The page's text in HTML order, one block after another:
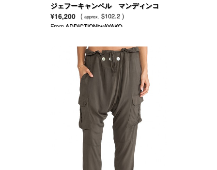
ジェフーキャンベル マンディンコ
装飾スニーカー
¥16,200 ( approx. $102.2 )
From ADDICTIONbyAYAKO